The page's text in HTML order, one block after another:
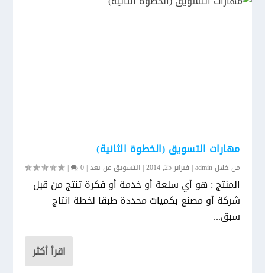
مهارات التسويق (الخطوة الثانية)
من خلالadmin
| فبراير 25, 2014 |التسويق عن بعد|
0
|
المنتج : هو أي سلعة أو خدمة أو فكرة تنتج من قبل
شركة أو مصنع بكميات محددة طبقا لخطة انتاج
سبق...
اقرأ أكثر